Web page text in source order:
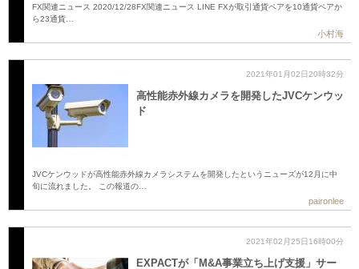
FX関連ニュース 2020/12/28FX関連ニュース LINE FXが取引通貨ペアを10通貨ペアか
ら23通貨…
小村海
2021年01月02日20時32分
高性能赤外線カメラを開発したJVCケンウッ
ド
JVCケンウッドが高性能赤外線カメラシステムを開発したというニューズが12月に中
旬に流れました。 この報道の…
paironlee
2021年02月25日16時00分
EXPACTが「M&A事業立ち上げ支援」サー